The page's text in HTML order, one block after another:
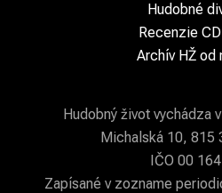
Hudobné
Recenzie
Archív HŽ od
Hudobný život vychádza
Michalská 10, 815
IČO 00
Zapísané v zozname